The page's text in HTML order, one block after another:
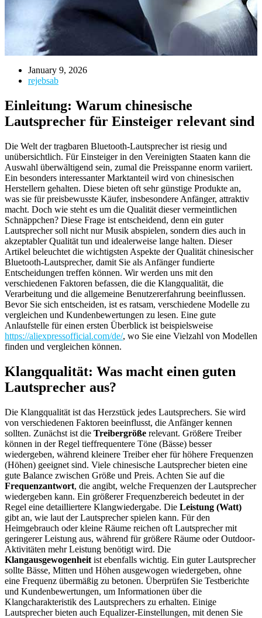
January 9, 2026
rejebsab
Einleitung: Warum chinesische
Lautsprecher für Einsteiger relevant sind
Die Welt der tragbaren Bluetooth-Lautsprecher ist riesig und
unübersichtlich. Für Einsteiger in den Vereinigten Staaten kann die
Auswahl überwältigend sein, zumal die Preisspanne enorm variiert.
Ein besonders interessanter Marktanteil wird von chinesischen
Herstellern gehalten. Diese bieten oft sehr günstige Produkte an,
was sie für preisbewusste Käufer, insbesondere Anfänger, attraktiv
macht. Doch wie steht es um die Qualität dieser vermeintlichen
Schnäppchen? Diese Frage ist entscheidend, denn ein guter
Lautsprecher soll nicht nur Musik abspielen, sondern dies auch in
akzeptabler Qualität tun und idealerweise lange halten. Dieser
Artikel beleuchtet die wichtigsten Aspekte der Qualität chinesischer
Bluetooth-Lautsprecher, damit Sie als Anfänger fundierte
Entscheidungen treffen können. Wir werden uns mit den
verschiedenen Faktoren befassen, die die Klangqualität, die
Verarbeitung und die allgemeine Benutzererfahrung beeinflussen.
Bevor Sie sich entscheiden, ist es ratsam, verschiedene Modelle zu
vergleichen und Kundenbewertungen zu lesen. Eine gute
Anlaufstelle für einen ersten Überblick ist beispielsweise
https://aliexpressofficial.com/de/, wo Sie eine Vielzahl von Modellen
finden und vergleichen können.
Klangqualität: Was macht einen guten
Lautsprecher aus?
Die Klangqualität ist das Herzstück jedes Lautsprechers. Sie wird
von verschiedenen Faktoren beeinflusst, die Anfänger kennen
sollten. Zunächst ist die Treibergröße relevant. Größere Treiber
können in der Regel tieffrequentere Töne (Bässe) besser
wiedergeben, während kleinere Treiber eher für höhere Frequenzen
(Höhen) geeignet sind. Viele chinesische Lautsprecher bieten eine
gute Balance zwischen Größe und Preis. Achten Sie auf die
Frequenzantwort, die angibt, welche Frequenzen der Lautsprecher
wiedergeben kann. Ein größerer Frequenzbereich bedeutet in der
Regel eine detailliertere Klangwiedergabe. Die Leistung (Watt)
gibt an, wie laut der Lautsprecher spielen kann. Für den
Heimgebrauch oder kleine Räume reichen oft Lautsprecher mit
geringerer Leistung aus, während für größere Räume oder Outdoor-
Aktivitäten mehr Leistung benötigt wird. Die
Klangausgewogenheit ist ebenfalls wichtig. Ein guter Lautsprecher
sollte Bässe, Mitten und Höhen ausgewogen wiedergeben, ohne
eine Frequenz übermäßig zu betonen. Überprüfen Sie Testberichte
und Kundenbewertungen, um Informationen über die
Klangcharakteristik des Lautsprechers zu erhalten. Einige
Lautsprecher bieten auch Equalizer-Einstellungen, mit denen Sie